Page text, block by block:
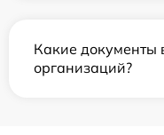
Какие документы
организаций?